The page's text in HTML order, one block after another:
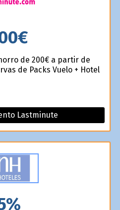
de 200€ a partir de
de Packs Vuelo + Hotel
Lastminute